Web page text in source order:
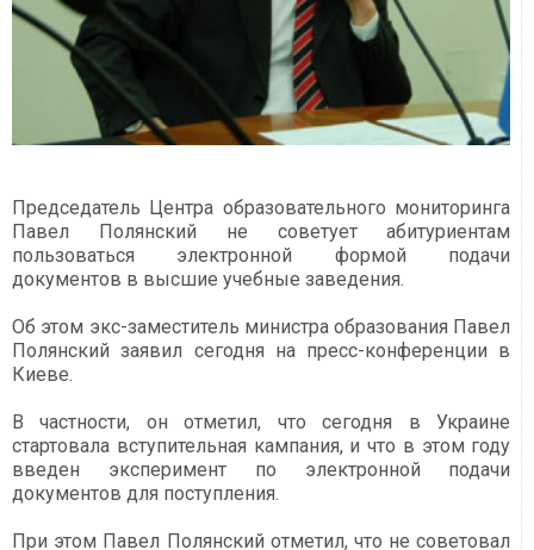
Председатель Центра образовательного мониторинга
Павел Полянский не советует абитуриентам
пользоваться электронной формой подачи
документов в высшие учебные заведения.
Об этом экс-заместитель министра образования Павел
Полянский заявил сегодня на пресс-конференции в
Киеве.
В частности, он отметил, что сегодня в Украине
стартовала вступительная кампания, и что в этом году
введен эксперимент по электронной подачи
документов для поступления.
При этом Павел Полянский отметил, что не советовал